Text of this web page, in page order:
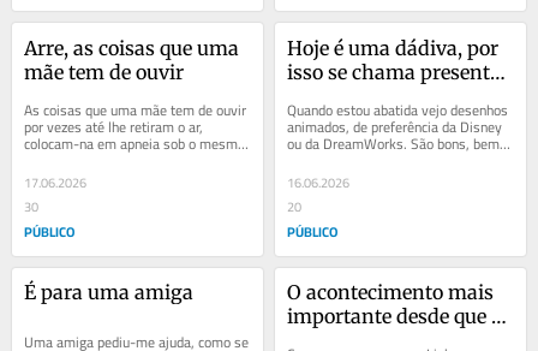
Arre, as coisas que uma
mãe tem de ouvir
As coisas que uma mãe tem de ouvir
por vezes até lhe retiram o ar,
colocam-na em apneia sob o mesmo
tecto da cria, seja pela injustiça das...
17.06.2026
30
PÚBLICO
Hoje é uma dádiva, por
isso se chama presente,
Quando estou abatida vejo desenhos
animados, de preferência da Disney
ou da DreamWorks. São bons, bem
escritos, bem feitos, pensados para
miúdos e...
16.06.2026
20
PÚBLICO
É para uma amiga
Uma amiga pediu-me ajuda, como se
O acontecimento mais
importante desde que o